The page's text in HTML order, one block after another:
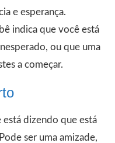
e esperança.
indica que você está
ou que uma
a começar.
está dizendo que está
ser uma amizade,